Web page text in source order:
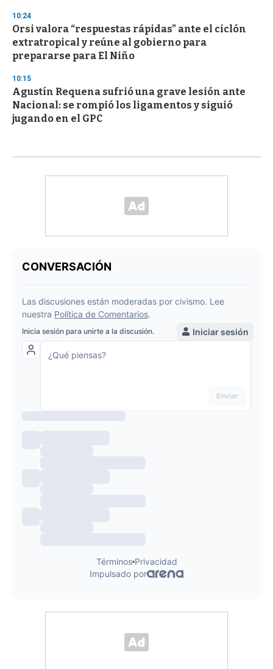
10:24
Orsi valora “respuestas rápidas” ante el ciclón
extratropical y reúne al gobierno para
prepararse para El Niño
10:15
Agustín Requena sufrió una grave lesión ante
Nacional: se rompió los ligamentos y siguió
jugando en el GPC